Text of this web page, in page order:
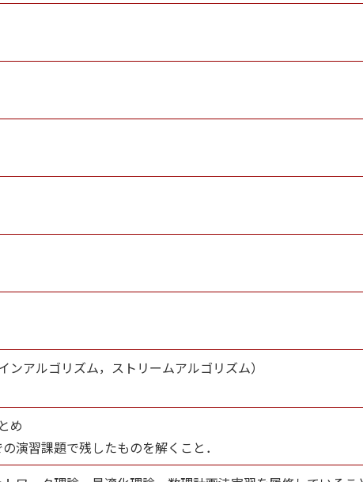
アルゴリズム，ストリームアルゴリズム）
め
演習課題で残したものを解くこと．